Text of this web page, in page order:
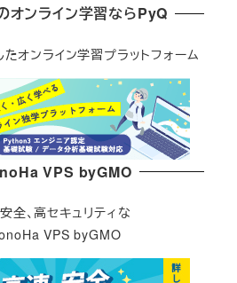
ンライン学習ならPyQ
オンライン学習プラットフォーム
VPS byGMO
全、高セキュリティな
VPS byGMO